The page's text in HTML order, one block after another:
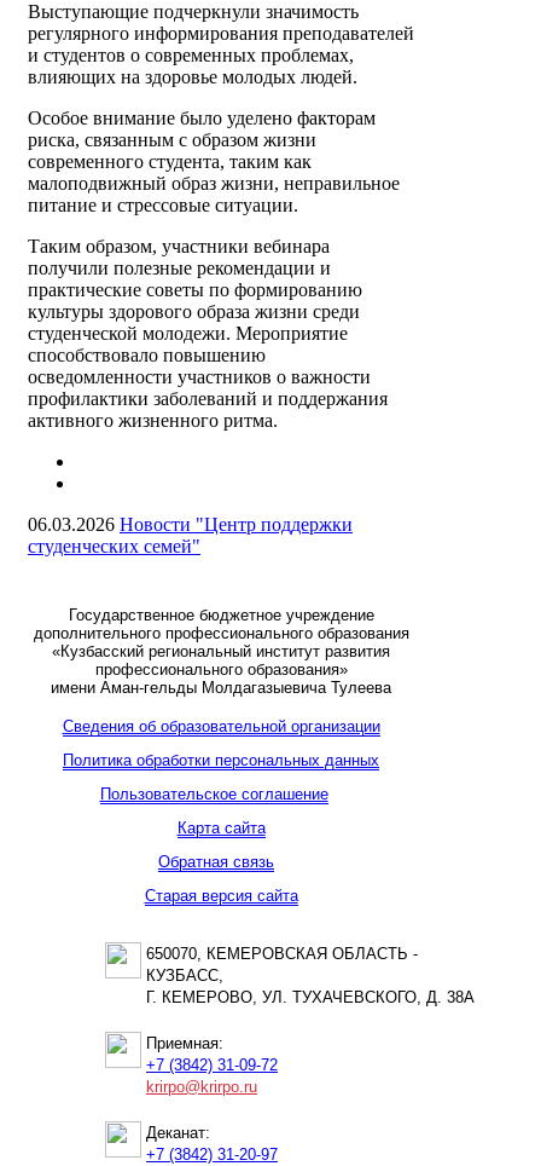
Выступающие подчеркнули значимость
регулярного информирования преподавателей
и студентов о современных проблемах,
влияющих на здоровье молодых людей.
Особое внимание было уделено факторам
риска, связанным с образом жизни
современного студента, таким как
малоподвижный образ жизни, неправильное
питание и стрессовые ситуации.
Таким образом, участники вебинара
получили полезные рекомендации и
практические советы по формированию
культуры здорового образа жизни среди
студенческой молодежи. Мероприятие
способствовало повышению
осведомленности участников о важности
профилактики заболеваний и поддержания
активного жизненного ритма.
06.03.2026 Новости "Центр поддержки
студенческих семей"
Государственное бюджетное учреждение
дополнительного профессионального образования
«Кузбасский региональный институт развития
профессионального образования»
имени Аман-гельды Молдагазыевича Тулеева
Сведения об образовательной организации
Политика обработки персональных данных
Пользовательское соглашение
Карта сайта
Обратная связь
Старая версия сайта
650070, КЕМЕРОВСКАЯ ОБЛАСТЬ -
КУЗБАСС,
Г. КЕМЕРОВО, УЛ. ТУХАЧЕВСКОГО, Д. 38А
Приемная:
+7 (3842) 31-09-72
krirpo@krirpo.ru
Деканат:
+7 (3842) 31-20-97